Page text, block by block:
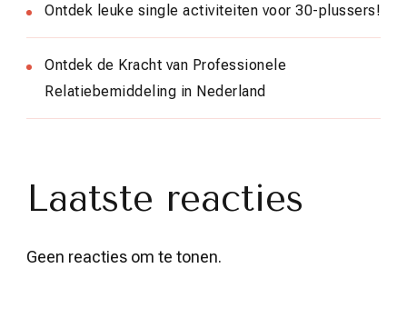
Ontdek leuke single activiteiten voor 30-plussers!
Ontdek de Kracht van Professionele
Relatiebemiddeling in Nederland
Laatste reacties
Geen reacties om te tonen.